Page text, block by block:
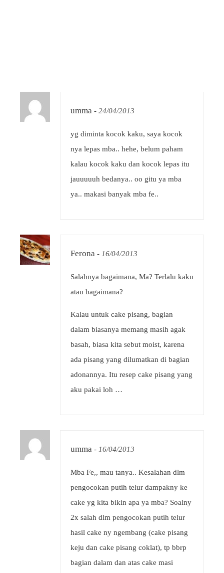
umma - 24/04/2013
yg diminta kocok kaku, saya kocok
nya lepas mba.. hehe, belum paham
kalau kocok kaku dan kocok lepas itu
jauuuuuh bedanya.. oo gitu ya mba
ya.. makasi banyak mba fe..
Ferona - 16/04/2013
Salahnya bagaimana, Ma? Terlalu kaku
atau bagaimana?
Kalau untuk cake pisang, bagian
dalam biasanya memang masih agak
basah, biasa kita sebut moist, karena
ada pisang yang dilumatkan di bagian
adonannya. Itu resep cake pisang yang
aku pakai loh …
umma - 16/04/2013
Mba Fe,, mau tanya.. Kesalahan dlm
pengocokan putih telur dampakny ke
cake yg kita bikin apa ya mba? Soalny
2x salah dlm pengocokan putih telur
hasil cake ny ngembang (cake pisang
keju dan cake pisang coklat), tp bbrp
bagian dalam dan atas cake masi